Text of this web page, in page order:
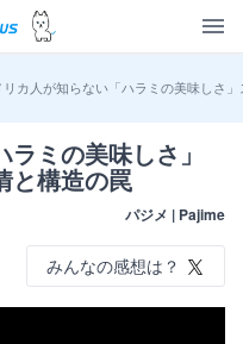
リカ人が知らない「ハラミの美味しさ
ミの美味しさ」
と構造の罠
パジメ | Pajime
みんなの感想は？